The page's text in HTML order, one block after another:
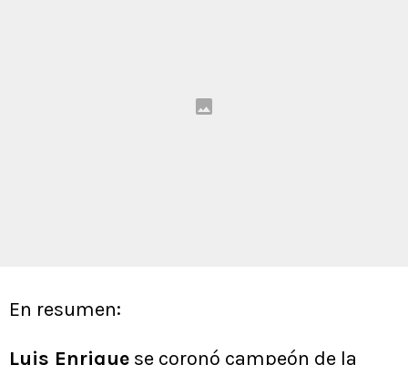
En resumen:
Luis Enrique se coronó campeón de la